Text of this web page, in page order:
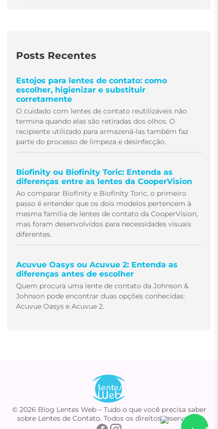
Posts Recentes
Estojos para lentes de contato: como
escolher, higienizar e substituir
corretamente
O cuidado com lentes de contato reutilizáveis não
termina quando elas são retiradas dos olhos. O
recipiente utilizado para armazená-las também faz
parte do processo de limpeza e desinfecção.
Biofinity ou Biofinity Toric: Entenda as
diferenças entre as lentes da CooperVision
Ao comparar Biofinity e Biofinity Toric, o primeiro
passo é entender que os dois modelos pertencem à
mesma família de lentes de contato da CooperVision,
mas foram desenvolvidos para necessidades visuais
diferentes.
Acuvue Oasys ou Acuvue 2: Entenda as
diferenças antes de escolher
Quem procura uma lente de contato da Johnson &
Johnson pode encontrar duas opções conhecidas:
Acuvue Oasys e Acuvue 2.
© 2026 Blog Lentes Web – Tudo o que você precisa saber
sobre Lentes de Contato. Todos os direitos reservados.